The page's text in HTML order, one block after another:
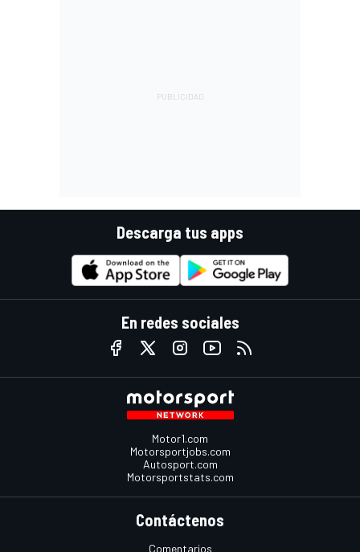
Descarga tus apps
En redes sociales
Motor1.com
Motorsportjobs.com
Autosport.com
Motorsportstats.com
Contáctenos
Comentarios